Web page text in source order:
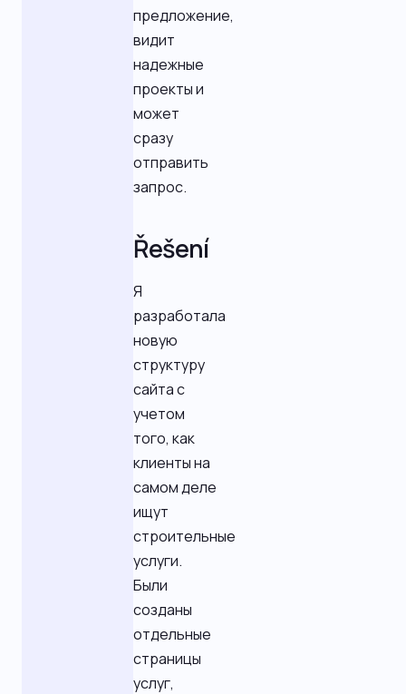
предложение,
видит
надежные
проекты и
может
сразу
отправить
запрос.
Řešení
Я
разработала
новую
структуру
сайта с
учетом
того, как
клиенты на
самом деле
ищут
строительные
услуги.
Были
созданы
отдельные
страницы
услуг,